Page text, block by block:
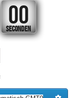
00
SECONDEN